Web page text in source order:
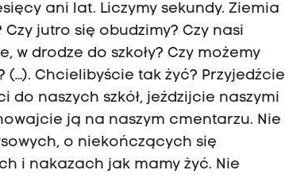
ani lat. Liczymy sekundy. Ziemia
jutro się obudzimy? Czy nasi
w drodze do szkoły? Czy możemy
Chcielibyście tak żyć? Przyjedźcie
naszych szkół, jeździjcie naszymi
ją na naszym cmentarzu. Nie
o niekończących się
i nakazach jak mamy żyć. Nie